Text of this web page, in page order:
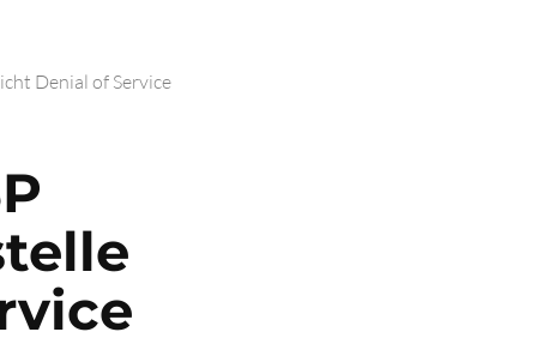
Denial of Service